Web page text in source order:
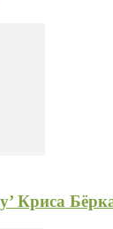
Криса